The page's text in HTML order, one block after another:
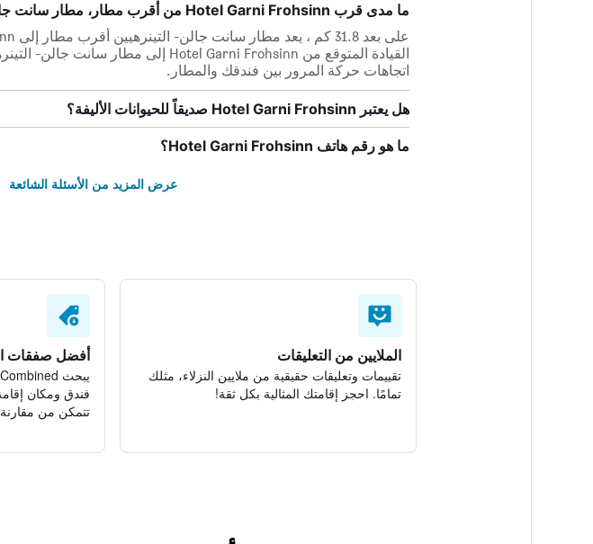
ما مدى قرب Hotel Garni Frohsinn من أقرب مطار، مطار سانت جالن- التينرهيين؟
اتجاهات حركة المرور بين فندقك والمطار.
هل يعتبر Hotel Garni Frohsinn صديقاً للحيوانات الأليفة؟
ما هو رقم هاتف Hotel Garni Frohsinn؟
عرض المزيد من الأسئلة الشائعة
الملايين من التعليقات
تقييمات وتعليقات حقيقية من ملايين النزلاء، مثلك
تمامًا. احجز إقامتك المثالية بكل ثقة!
أفضل صفقات
فندق ومكان
تتمكن من مقارنة